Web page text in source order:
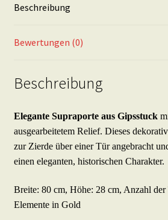
SP9
GOLD
Beschreibung
Bewertungen (0)
Beschreibung
Elegante Supraporte aus Gipsstuck
ausgearbeitetem Relief. Dieses
zur Zierde über einer Tür angebracht
einen eleganten, historischen Charakter.
Breite: 80 cm, Höhe: 28 cm, Anzahl
Elemente in Gold